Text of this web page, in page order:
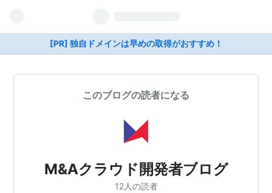
[PR] 独自ドメインは早めの取得がおすすめ！
このブログの読者になる
M&Aクラウド開発者ブログ
12人の読者